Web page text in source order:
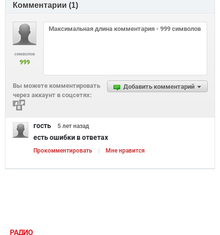
Комментарии (1)
символов
999
Добавить комментарий
Вы можете комментировать
через аккаунт в соцсетях:
гость 5 лет назад
есть ошибки в ответах
Прокомментировать Мне нравится
РАДИО